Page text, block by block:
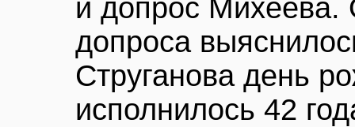
и допрос Михеева.
допроса
Струганова день
исполнилось 42